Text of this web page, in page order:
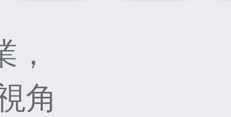
角